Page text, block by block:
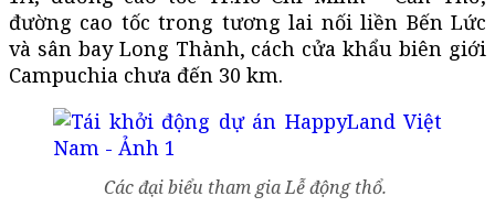
đường cao tốc trong tương lai nối liền Bến Lức
và sân bay Long Thành, cách cửa khẩu biên giới
Campuchia chưa đến 30 km.
Các đại biểu tham gia Lễ động thổ.